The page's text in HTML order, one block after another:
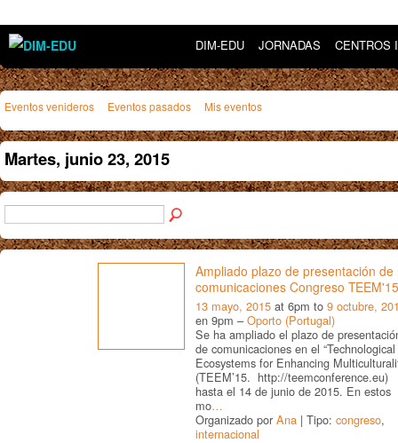
DIM-EDU JORNADAS CENTROS
Eventos venideros Eventos pasados Mis eventos
Martes, junio 23, 2015
Ampliado plazo de presentación de
comunicaciones Congreso TEEM'15
13 mayo, 2015 at 6pm to 9 octubre,
en 9pm – Oporto (Portugal)
Se ha ampliado el plazo de
de comunicaciones en el “Technological
Ecosystems for Enhancing
(TEEM’15. http://teemconference.eu)
hasta el 14 de junio de 2015. En estos
mo…
Organizado por Ana | Tipo: congreso,
internacional